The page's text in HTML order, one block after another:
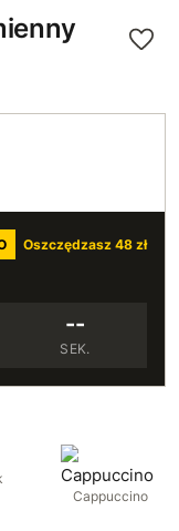
Oszczędzasz 48 zł
--
SEK.
Cappuccino